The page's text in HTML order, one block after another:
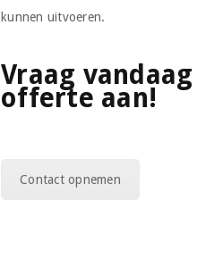
kunnen uitvoeren.
Vraag
offerte aan!
Contact opnemen